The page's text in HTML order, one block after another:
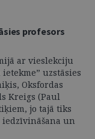
profesors
ar vieslekciju
uzstāsies
Oksfordas
Kreigs (Paul
jo tajā tiks
iedzīvināšana un